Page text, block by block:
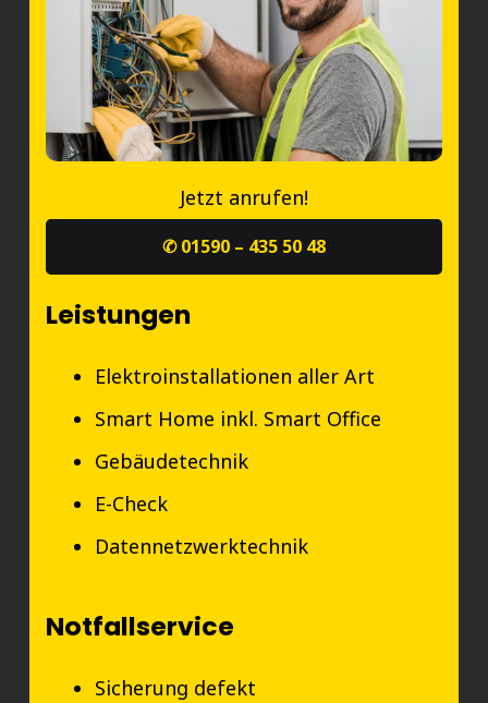
Jetzt anrufen!
✆ 01590 – 435 50 48
Leistungen
Elektroinstallationen aller Art
Smart Home inkl. Smart Office
Gebäudetechnik
E-Check
Datennetzwerktechnik
Notfallservice
Sicherung defekt